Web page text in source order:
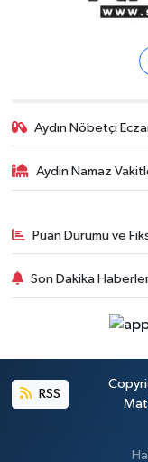
Aydın Nöbetçi
Aydin Namaz
Puan Durumu ve
Son Dakika
RSS